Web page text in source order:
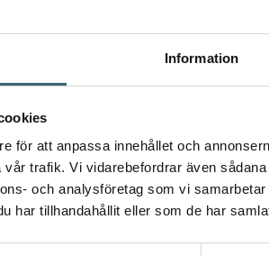
Information
för att anpassa innehållet och
trafik. Vi vidarebefordrar även
och analysföretag som vi
har tillhandahållit eller som de har